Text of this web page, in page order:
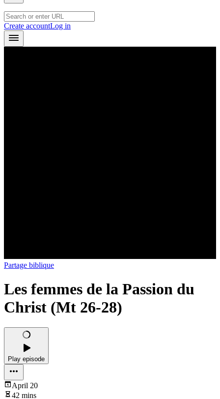
Create accountLog in
Partage biblique
Les femmes de la Passion du
Christ (Mt 26-28)
Play episode
April 20
42 mins